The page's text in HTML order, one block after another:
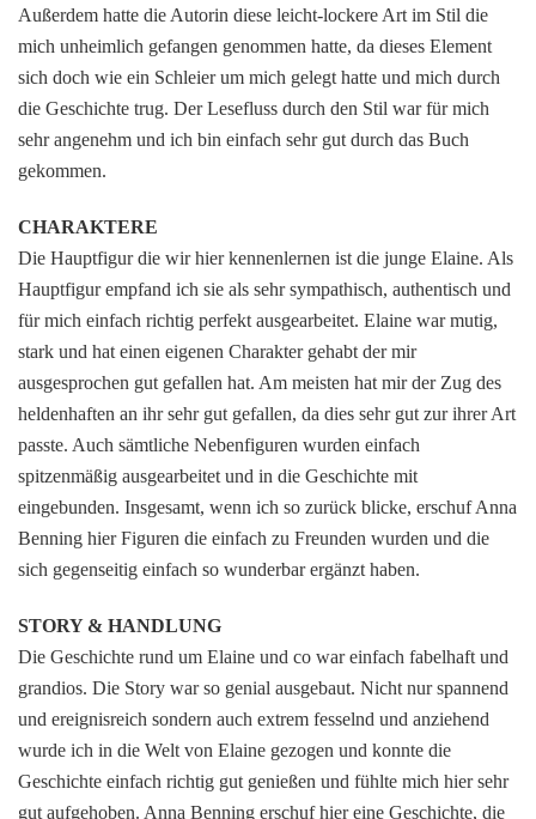
Außerdem hatte die Autorin diese leicht-lockere Art im Stil die
mich unheimlich gefangen genommen hatte, da dieses Element
sich doch wie ein Schleier um mich gelegt hatte und mich durch
die Geschichte trug. Der Lesefluss durch den Stil war für mich
sehr angenehm und ich bin einfach sehr gut durch das Buch
gekommen.
CHARAKTERE
Die Hauptfigur die wir hier kennenlernen ist die junge Elaine. Als
Hauptfigur empfand ich sie als sehr sympathisch, authentisch und
für mich einfach richtig perfekt ausgearbeitet. Elaine war mutig,
stark und hat einen eigenen Charakter gehabt der mir
ausgesprochen gut gefallen hat. Am meisten hat mir der Zug des
heldenhaften an ihr sehr gut gefallen, da dies sehr gut zur ihrer Art
passte. Auch sämtliche Nebenfiguren wurden einfach
spitzenmäßig ausgearbeitet und in die Geschichte mit
eingebunden. Insgesamt, wenn ich so zurück blicke, erschuf Anna
Benning hier Figuren die einfach zu Freunden wurden und die
sich gegenseitig einfach so wunderbar ergänzt haben.
STORY & HANDLUNG
Die Geschichte rund um Elaine und co war einfach fabelhaft und
grandios. Die Story war so genial ausgebaut. Nicht nur spannend
und ereignisreich sondern auch extrem fesselnd und anziehend
wurde ich in die Welt von Elaine gezogen und konnte die
Geschichte einfach richtig gut genießen und fühlte mich hier sehr
gut aufgehoben. Anna Benning erschuf hier eine Geschichte, die